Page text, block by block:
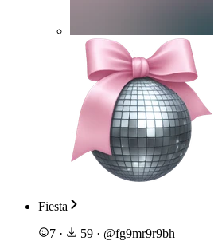
Fiesta
7 · 59 · @fg9mr9r9bh